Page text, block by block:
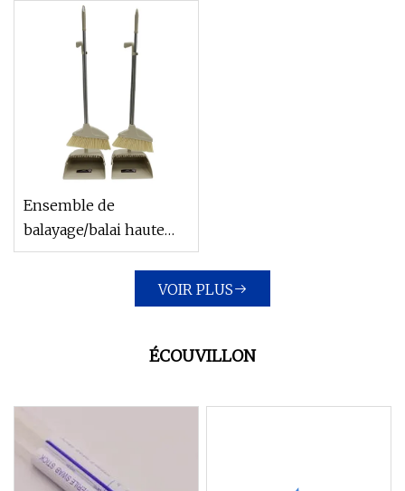
de nettoyage de sol,
balai d'essuie-glace
Ensemble de
balayage/balai haute
performance avec une
VOIR PLUS
ÉCOUVILLON